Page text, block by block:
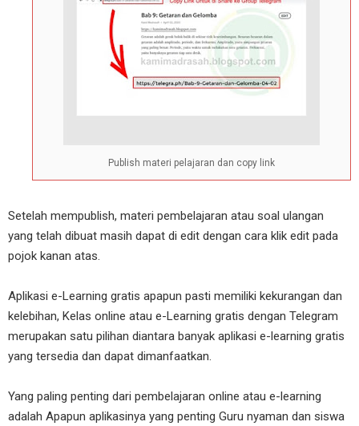
Publish materi pelajaran dan copy link
Setelah mempublish, materi pembelajaran atau soal ulangan
yang telah dibuat masih dapat di edit dengan cara klik edit pada
pojok kanan atas.
Aplikasi e-Learning gratis apapun pasti memiliki kekurangan dan
kelebihan, Kelas online atau e-Learning gratis dengan Telegram
merupakan satu pilihan diantara banyak aplikasi e-learning gratis
yang tersedia dan dapat dimanfaatkan.
Yang paling penting dari pembelajaran online atau e-learning
adalah Apapun aplikasinya yang penting Guru nyaman dan siswa